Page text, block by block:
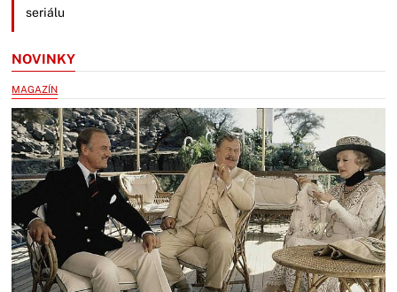
seriálu
NOVINKY
MAGAZÍN